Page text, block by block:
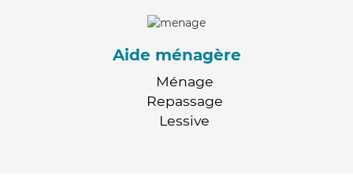
Aide ménagère
Ménage
Repassage
Lessive